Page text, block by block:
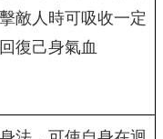
敵人時可吸收一定
復己身氣血